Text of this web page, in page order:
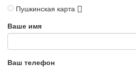
Пушкинская карта
Ваше имя
Ваш телефон